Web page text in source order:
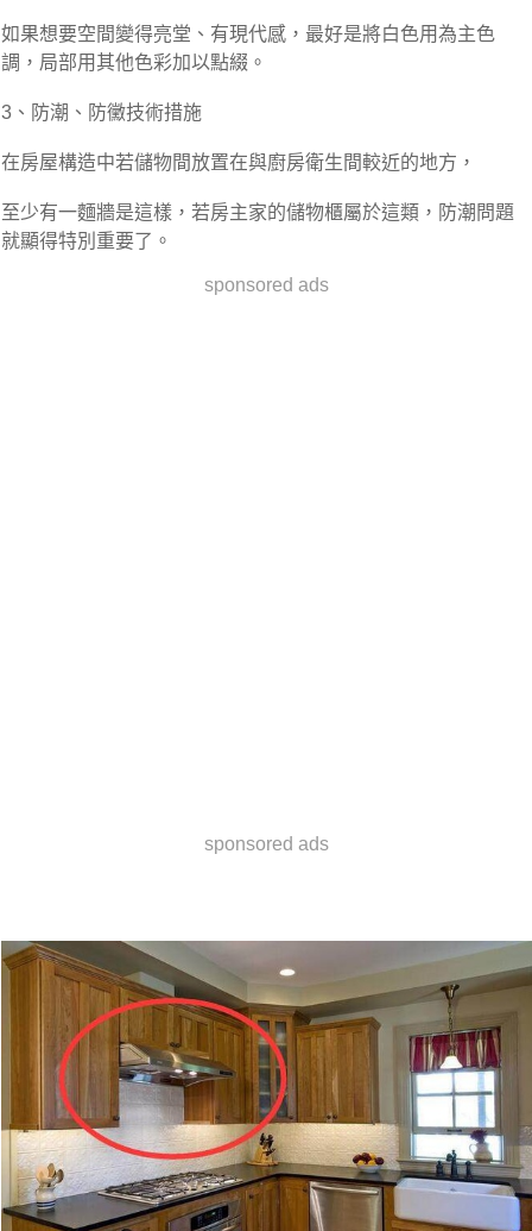
如果想要空間變得亮堂、有現代感，最好是將白色用為主色
調，局部用其他色彩加以點綴。
3、防潮、防黴技術措施
在房屋構造中若儲物間放置在與廚房衛生間較近的地方，
至少有一麵牆是這樣，若房主家的儲物櫃屬於這類，防潮問題
就顯得特別重要了。
sponsored ads
sponsored ads